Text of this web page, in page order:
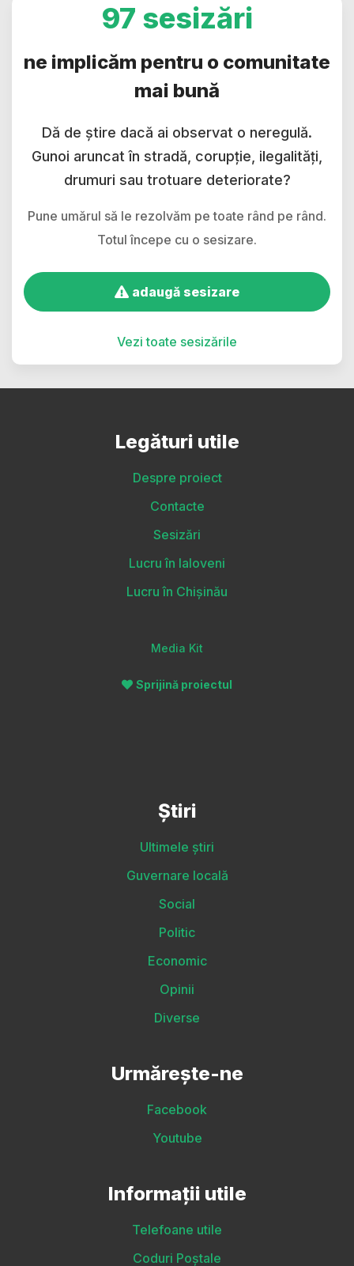
97 sesizări
ne implicăm pentru o comunitate
mai bună
Dă de știre dacă ai observat o neregulă.
Gunoi aruncat în stradă, corupție, ilegalități,
drumuri sau trotuare deteriorate?
Pune umărul să le rezolvăm pe toate rând pe rând.
Totul începe cu o sesizare.
adaugă sesizare
Vezi toate sesizările
Legături utile
Despre proiect
Contacte
Sesizări
Lucru în Ialoveni
Lucru în Chișinău
Media Kit
Sprijină proiectul
Știri
Ultimele știri
Guvernare locală
Social
Politic
Economic
Opinii
Diverse
Urmărește-ne
Facebook
Youtube
Informații utile
Telefoane utile
Coduri Poștale